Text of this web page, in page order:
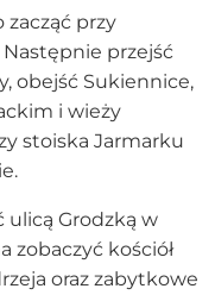
zacząć przy
przejść
obejść Sukiennice,
i wieży
stoiska Jarmarku
ulicą Grodzką w
zobaczyć kościół
oraz zabytkowe